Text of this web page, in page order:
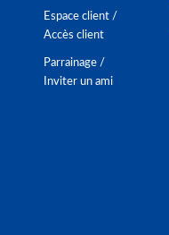
Espace client /
Accès client
Parrainage /
Inviter un ami